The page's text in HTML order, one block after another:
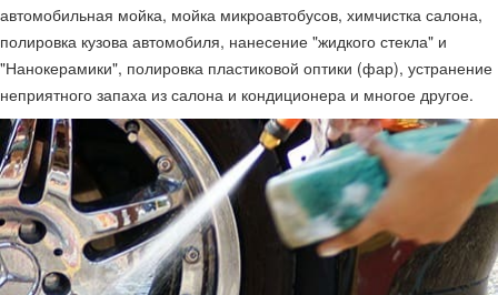
автомобильная мойка, мойка микроавтобусов, химчистка салона,
полировка кузова автомобиля, нанесение "жидкого стекла" и
"Нанокерамики", полировка пластиковой оптики (фар), устранение
неприятного запаха из салона и кондиционера и многое другое.